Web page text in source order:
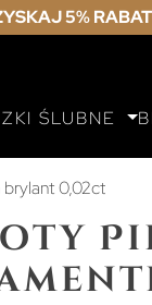
5%
ŚLUBNE
brylant 0,02ct